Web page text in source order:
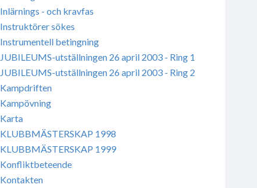
Inlärnings - och kravfas
Instruktörer sökes
Instrumentell betingning
JUBILEUMS-utställningen 26 april 2003 - Ring 1
JUBILEUMS-utställningen 26 april 2003 - Ring 2
Kampdriften
Kampövning
Karta
KLUBBMÄSTERSKAP 1998
KLUBBMÄSTERSKAP 1999
Konfliktbeteende
Kontakten